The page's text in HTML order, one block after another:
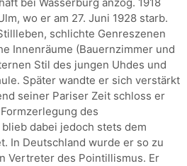
wo er am 27. Juni 1928 starb.
schlichte Genreszenen
Innenräume (Bauernzimmer und
Stil des jungen Uhdes und
Später wandte er sich verstärkt
seiner Pariser Zeit schloss er
des
dabei jedoch stets dem
In Deutschland wurde er so zu
Vertreter des Pointillismus. Er